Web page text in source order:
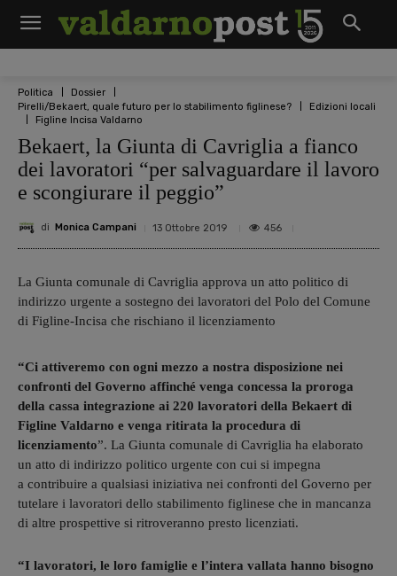
Politica
Dossier
Pirelli/Bekaert, quale futuro per lo stabilimento figlinese?
Edizioni locali
Figline Incisa Valdarno
Bekaert, la Giunta di Cavriglia a fianco
dei lavoratori “per salvaguardare il lavoro
e scongiurare il peggio”
di Monica Campani 13 Ottobre 2019 456
La Giunta comunale di Cavriglia approva un atto politico di
indirizzo urgente a sostegno dei lavoratori del Polo del Comune
di Figline-Incisa che rischiano il licenziamento
“Ci attiveremo con ogni mezzo a nostra disposizione nei
confronti del Governo affinché venga concessa la proroga
della cassa integrazione ai 220 lavoratori della Bekaert di
Figline Valdarno e venga ritirata la procedura di
licenziamento”. La Giunta comunale di Cavriglia ha elaborato
un atto di indirizzo politico urgente con cui si impegna
a contribuire a qualsiasi iniziativa nei confronti del Governo per
tutelare i lavoratori dello stabilimento figlinese che in mancanza
di altre prospettive si ritroveranno presto licenziati.
“I lavoratori, le loro famiglie e l’intera vallata hanno bisogno